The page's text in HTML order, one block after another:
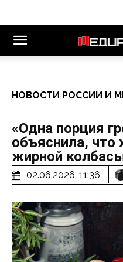
НОВОСТИ РОССИИ И
«Одна порция
объяснила, что
жирной
02.06.2026, 11:36